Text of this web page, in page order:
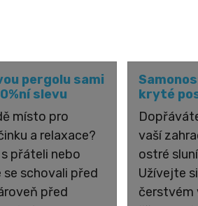
pergolu sami
slevu
místo pro
a relaxace?
přáteli nebo
schovali před
před
kryté
vaší
ostré
Užívejte
čerstvém